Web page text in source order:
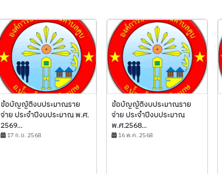
ข้อบัญญัติงบประมาณราย
จ่าย ประจำปีงบประมาณ พ.ศ.
2569...
17 ก.ย. 2568
ข้อบัญญัติงบประมาณราย
จ่าย ประจำปีงบประมาณ
พ.ศ.2568...
16 พ.ค. 2568